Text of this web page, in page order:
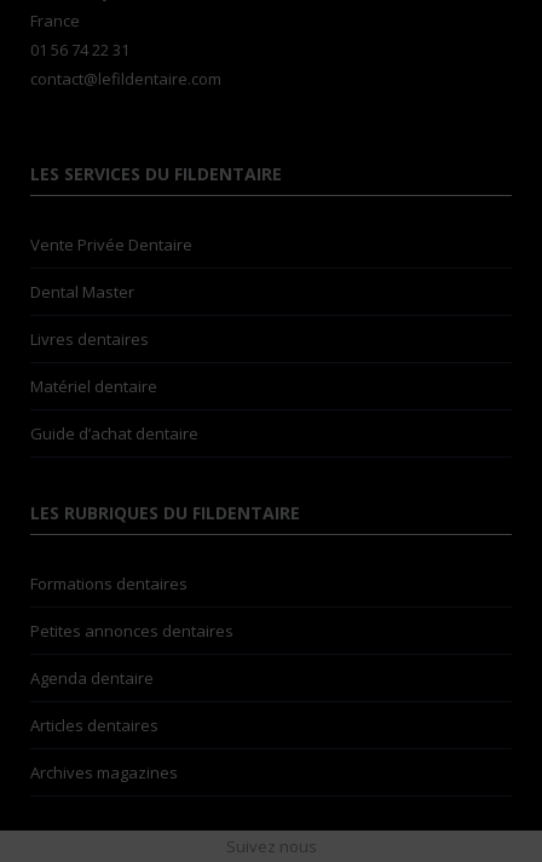
France
01 56 74 22 31
contact@lefildentaire.com
LES SERVICES DU FILDENTAIRE
Vente Privée Dentaire
Dental Master
Livres dentaires
Matériel dentaire
Guide d’achat dentaire
LES RUBRIQUES DU FILDENTAIRE
Formations dentaires
Petites annonces dentaires
Agenda dentaire
Articles dentaires
Archives magazines
Suivez nous